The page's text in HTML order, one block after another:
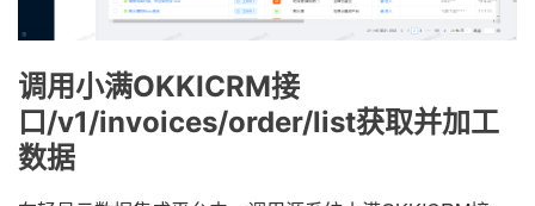
调用小满OKKICRM接
口/v1/invoices/order/list获取并加工
数据